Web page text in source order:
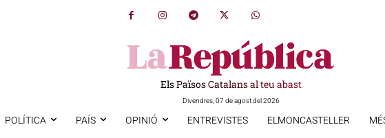
Els Països Catalans al teu abast
Divendres, 07 de agost del 2026
POLÍTICA PAÍS OPINIÓ ENTREVISTES ELMONCASTELLER